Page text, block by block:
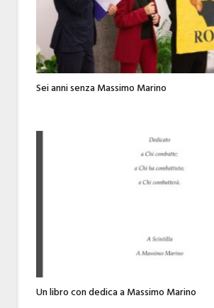
Sei anni senza Massimo Marino
Un libro con dedica a Massimo Marino